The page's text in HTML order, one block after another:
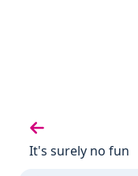
Vorige gedicht:
It's surely no fun